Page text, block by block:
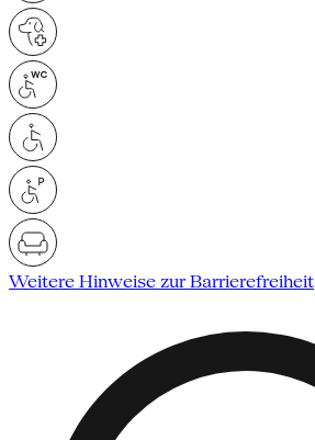
Weitere Hinweise zur Barrierefreiheit